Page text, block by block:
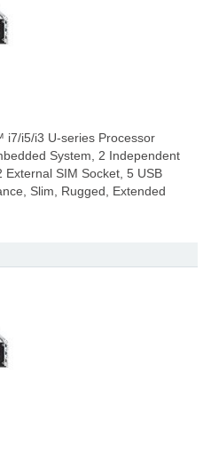
i5/i3 U-series Processor
System, 2 Independent
External SIM Socket, 5 USB
Slim, Rugged, Extended